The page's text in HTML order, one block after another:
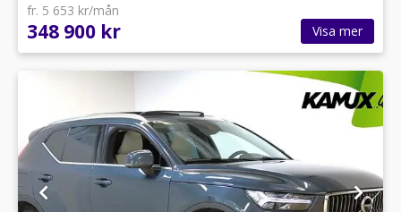
fr. 5 653 kr/mån
348 900 kr Visa mer